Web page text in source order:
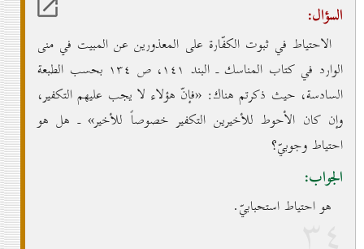
السؤال:
الاحتياط في ثبوت الكفّارة على المعذورين عن المبيت في منى
الوارد في كتاب المناسك ـ البند ۱٤۱، ص ۱۳٤ بحسب الطبعة
السادسة، حيث ذكرتم هناك: «فإنّ هؤلاء لا يجب عليهم التكفير،
وإن كان الأحوط للأخيرين التكفير خصوصاً للأخير» ـ هل هو
احتياط وجوبيّ؟
الجواب:
هو احتياط استحبابيّ.